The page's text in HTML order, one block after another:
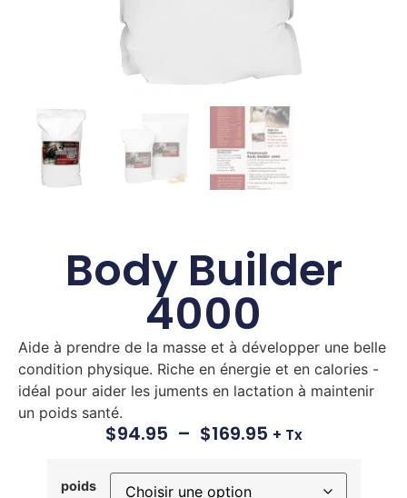
Body Builder
4000
Aide à prendre de la masse et à développer une belle
condition physique. Riche en énergie et en calories -
idéal pour aider les juments en lactation à maintenir
un poids santé.
$94.95 – $169.95 + Tx
poids